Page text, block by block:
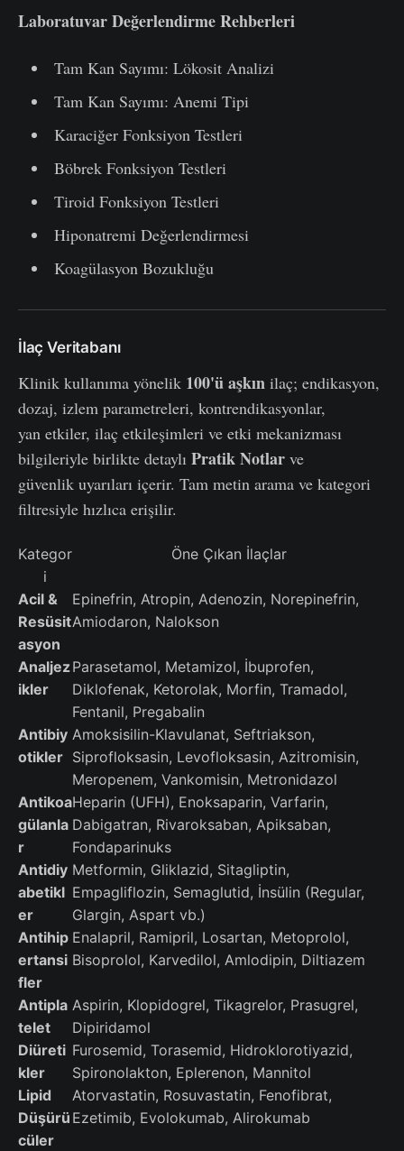
Laboratuvar Değerlendirme Rehberleri
Tam Kan Sayımı: Lökosit Analizi
Tam Kan Sayımı: Anemi Tipi
Karaciğer Fonksiyon Testleri
Böbrek Fonksiyon Testleri
Tiroid Fonksiyon Testleri
Hiponatremi Değerlendirmesi
Koagülasyon Bozukluğu
İlaç Veritabanı
Klinik kullanıma yönelik 100'ü aşkın ilaç; endikasyon,
dozaj, izlem parametreleri, kontrendikasyonlar,
yan etkiler, ilaç etkileşimleri ve etki mekanizması
bilgileriyle birlikte detaylı Pratik Notlar ve
güvenlik uyarıları içerir. Tam metin arama ve kategori
filtresiyle hızlıca erişilir.
Kategor
i
Öne Çıkan İlaçlar
Acil &
Resüsit
asyon
Epinefrin, Atropin, Adenozin, Norepinefrin,
Amiodaron, Nalokson
Analjez
ikler
Parasetamol, Metamizol, İbuprofen,
Diklofenak, Ketorolak, Morfin, Tramadol,
Fentanil, Pregabalin
Antibiy
otikler
Amoksisilin-Klavulanat, Seftriakson,
Siprofloksasin, Levofloksasin, Azitromisin,
Meropenem, Vankomisin, Metronidazol
Antikoa
gülanla
r
Heparin (UFH), Enoksaparin, Varfarin,
Dabigatran, Rivaroksaban, Apiksaban,
Fondaparinuks
Antidiy
abetikl
er
Metformin, Gliklazid, Sitagliptin,
Empagliflozin, Semaglutid, İnsülin (Regular,
Glargin, Aspart vb.)
Antihip
ertansi
fler
Enalapril, Ramipril, Losartan, Metoprolol,
Bisoprolol, Karvedilol, Amlodipin, Diltiazem
Antipla
telet
Aspirin, Klopidogrel, Tikagrelor, Prasugrel,
Dipiridamol
Diüreti
kler
Furosemid, Torasemid, Hidroklorotiyazid,
Spironolakton, Eplerenon, Mannitol
Lipid
Düşürü
cüler
Atorvastatin, Rosuvastatin, Fenofibrat,
Ezetimib, Evolokumab, Alirokumab